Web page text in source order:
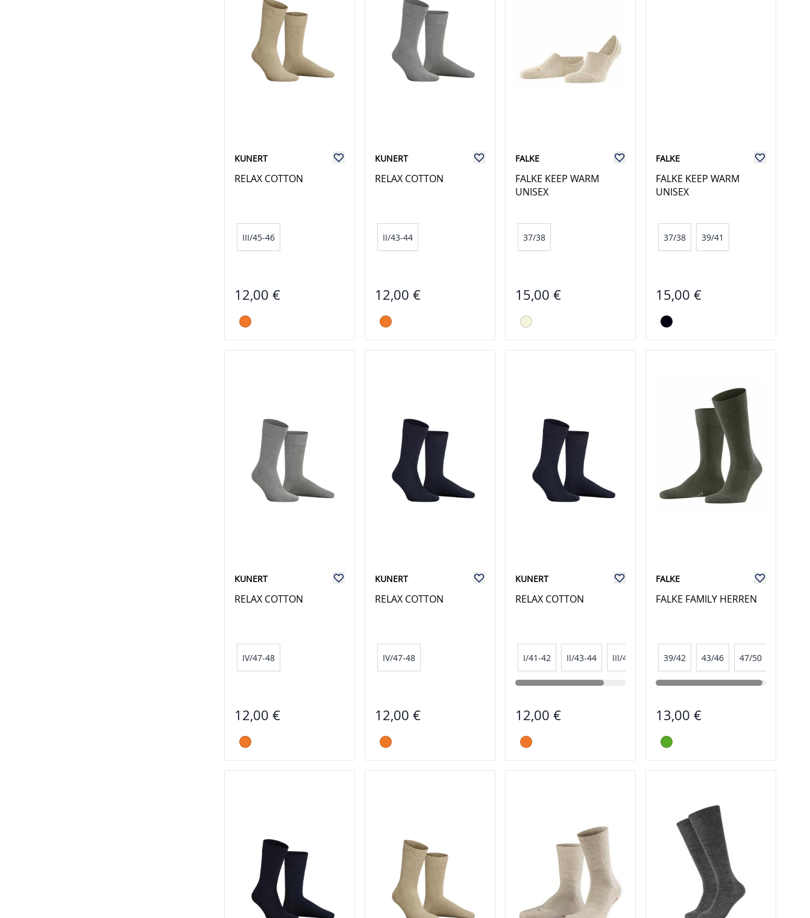
KUNERT
RELAX COTTON
III/45-46
12,00 €
KUNERT
RELAX COTTON
II/43-44
12,00 €
FALKE
FALKE KEEP WARM
UNISEX
37/38
15,00 €
FALKE
FALKE KEEP WARM
UNISEX
37/38 39/41
15,00 €
KUNERT
RELAX COTTON
IV/47-48
12,00 €
KUNERT
RELAX COTTON
IV/47-48
12,00 €
KUNERT
RELAX COTTON
I/41-42 II/43-44 III/45-46
12,00 €
FALKE
FALKE FAMILY HERREN
39/42 43/46 47/50
13,00 €